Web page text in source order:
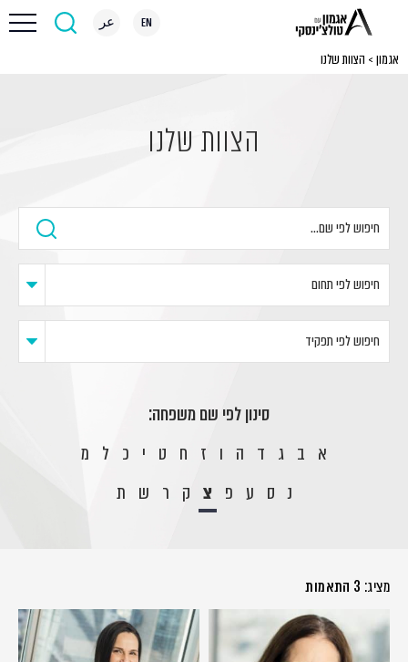
EN عر
אגמון > הצוות שלנו
הצוות שלנו
סינון לפי שם משפחה:
א ב ג ד ה ו ז ח ט י כ ל מ
נ ס ע פ צ ק ר ש ת
מציג: 3 התאמות